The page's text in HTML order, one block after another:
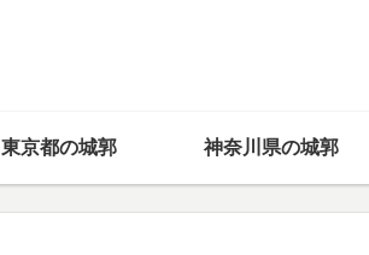
東京都の城郭 神奈川県の城郭